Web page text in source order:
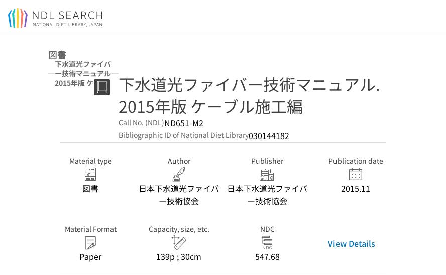
Jump to main content
図書
下水道光ファイバ
ー技術マニュアル
2015年版 ケーブ
下水道光ファイバー技術マニュアル.
2015年版 ケーブル施工編
Call No. (NDL)ND651-M2
Bibliographic ID of National Diet Library030144182
Material type
図書
Author
日本下水道光ファイバ
ー技術協会
Publisher
日本下水道光ファイバ
ー技術協会
Publication date
2015.11
Material Format
Paper
Capacity, size, etc.
139p ; 30cm
NDC
547.68
View Details